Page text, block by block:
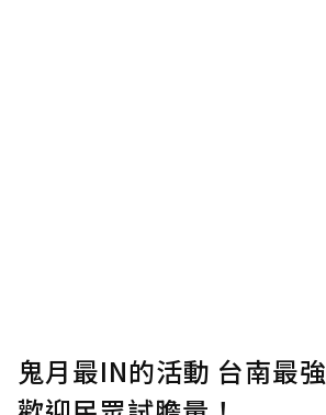
鬼月最IN的活動 台南最